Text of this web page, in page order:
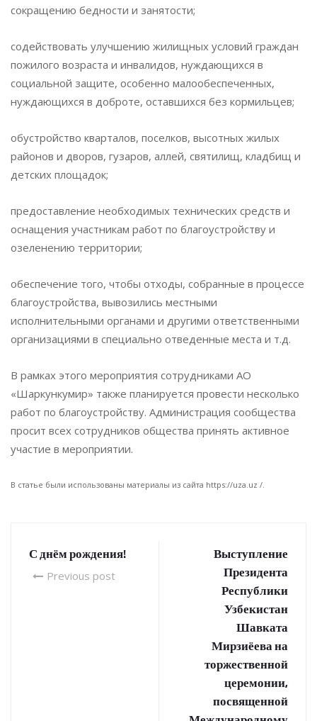
сокращению бедности и занятости;
содействовать улучшению жилищных условий граждан
пожилого возраста и инвалидов, нуждающихся в
социальной защите, особенно малообеспеченных,
нуждающихся в доброте, оставшихся без кормильцев;
обустройство кварталов, поселков, высотных жилых
районов и дворов, гузаров, аллей, святилищ, кладбищ и
детских площадок;
предоставление необходимых технических средств и
оснащения участникам работ по благоустройству и
озеленению территории;
обеспечение того, чтобы отходы, собранные в процессе
благоустройства, вывозились местными
исполнительными органами и другими ответственными
организациями в специально отведенные места и т.д.
В рамках этого мероприятия сотрудниками АО
«Шаркункумир» также планируется провести несколько
работ по благоустройству. Администрация сообщества
просит всех сотрудников общества принять активное
участие в мероприятии.
В статье были использованы материалы из сайта https://uza.uz /.
С днём рождения!
Previous post
Выступление
Президента
Республики
Узбекистан
Шавката
Мирзиёева на
торжественной
церемонии,
посвященной